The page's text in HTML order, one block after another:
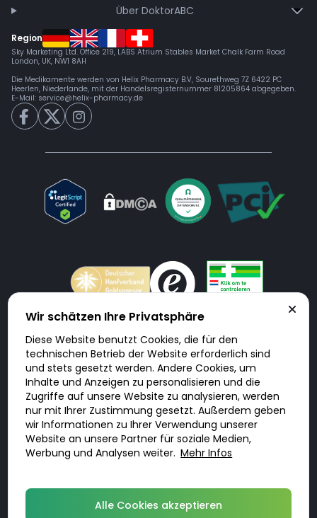
Über DoktorABC
Region
Sky Marketing Ltd. Office 219, LABS Atrium Stables Market Chalk Farm Road
London, UK, NW1 8AH
Die Medikamente werden von Helix Pharmacy B.V, Sourethweg 7Z 6422 PC
Heerlen, Niederlande, mit der Handelsregisternummer 81205864 abgegeben.
E-Mail: service@helix-pharmacy.de
Doktorabc.com ist eine Vermittlungsplattform. Doktorabc ist ausdrücklich
keine Internetapotheke. Doktorabc bietet keine Medikamente oder
sonstige Produkte an oder liefert diese. Jegliche Informationen zu
Produkten, Medikamenten und Preisen auf der Internetseite beinhalten
kein Angebot von Doktorabc an Sie. Für die Einhaltung der in Ihrem Land
geltenden Gesetze und sonstigen Rechtsvorschriften sind Sie als Nutzer
selbst verantwortlich. Die Nutzung unseres Services auf Doktorabc durch
Sie erfolgt auf eigenes Risiko und in eigener Verantwortung. Sie erklären,
diese Internetseite aus eigener Initiative zu besuchen und zu nutzen.
Wir schätzen Ihre Privatsphäre
Diese Website benutzt Cookies, die für den
technischen Betrieb der Website erforderlich sind
und stets gesetzt werden. Andere Cookies, um
Inhalte und Anzeigen zu personalisieren und die
Zugriffe auf unsere Website zu analysieren, werden
nur mit Ihrer Zustimmung gesetzt. Außerdem geben
wir Informationen zu Ihrer Verwendung unserer
Website an unsere Partner für soziale Medien,
Werbung und Analysen weiter. Mehr Infos
Alle Cookies akzeptieren